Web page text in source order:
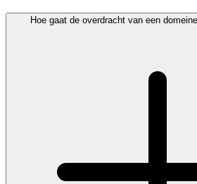
Hoe gaat de overdracht van een